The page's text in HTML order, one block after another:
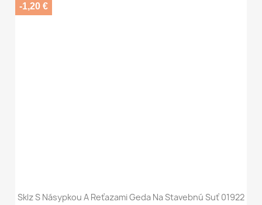
Sklz S Násypkou A Reťazami Geda Na Stavebnú Suť 01922
-1,20 €